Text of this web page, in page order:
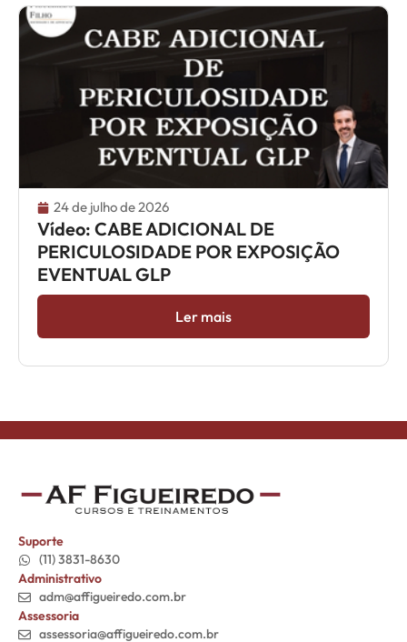
24 de julho de 2026
Vídeo: CABE ADICIONAL DE
PERICULOSIDADE POR EXPOSIÇÃO
EVENTUAL GLP
Ler mais
Suporte
(11) 3831-8630
Administrativo
adm@affigueiredo.com.br
Assessoria
assessoria@affigueiredo.com.br